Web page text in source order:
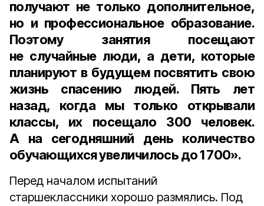
получают не только дополнительное,
но и профессиональное образование.
Поэтому занятия посещают
не случайные люди, а дети, которые
планируют в будущем посвятить свою
жизнь спасению людей. Пять лет
назад, когда мы только открывали
классы, их посещало 300 человек.
А на сегодняшний день количество
обучающихся увеличилось до 1 700».
Перед началом испытаний
старшеклассники хорошо размялись. Под